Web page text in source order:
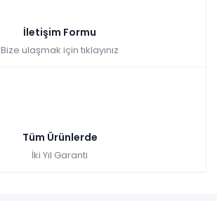
İletişim Formu
Bize ulaşmak için tıklayınız
Tüm Ürünlerde
İki Yıl Garanti